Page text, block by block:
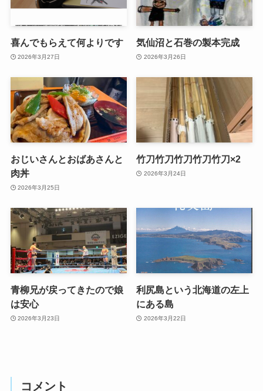
喜んでもらえて何よりです
2026年3月27日
気仙沼と石巻の製本完成
2026年3月26日
おじいさんとおばあさんと
肉丼
2026年3月25日
竹刀竹刀竹刀竹刀竹刀×2
2026年3月24日
青柳兄が戻ってきたので娘
は安心
2026年3月23日
利尻島という北海道の左上
にある島
2026年3月22日
コメント